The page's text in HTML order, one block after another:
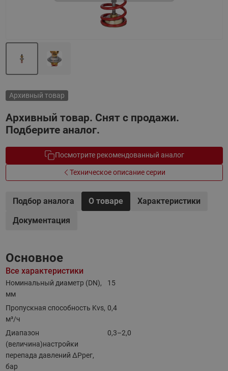
Архивный товар
Архивный товар. Снят с продажи.
Подберите аналог.
Посмотрите рекомендованный аналог
Техническое описание серии
Подбор аналога О товаре
Характеристики
Документация
Основное
Все характеристики
Номинальный диаметр (DN),
мм
15
Пропускная способность Kvs,
м³/ч
0,4
Диапазон
(величина)настройки
перепада давлений ΔРрег,
бар
0,3–2,0